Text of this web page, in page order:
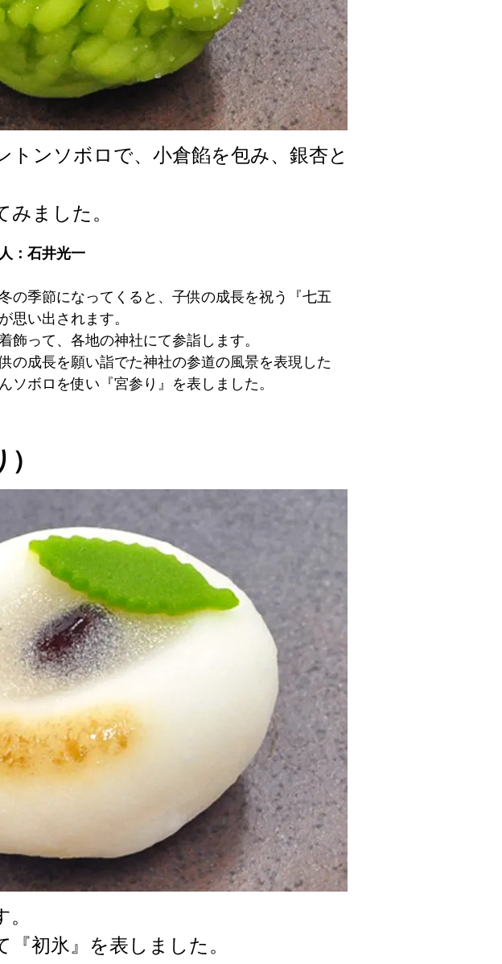
トンソボロで、小倉餡を包み、銀杏と
みました。
：石井光一
の季節になってくると、子供の成長を祝う『七五
思い出されます。
飾って、各地の神社にて参詣します。
の成長を願い詣でた神社の参道の風景を表現した
ソボロを使い『宮参り』を表しました。
『初氷』を表しました。